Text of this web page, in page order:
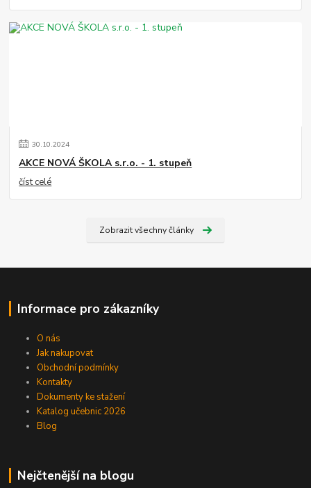
30.10.2024
AKCE NOVÁ ŠKOLA s.r.o. - 1. stupeň
číst celé
Zobrazit všechny články
Informace pro zákazníky
O nás
Jak nakupovat
Obchodní podmínky
Kontakty
Dokumenty ke stažení
Katalog učebnic 2026
Blog
Nejčtenější na blogu